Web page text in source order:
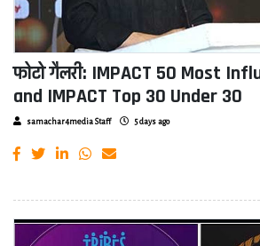
फोटो गैलरी: IMPACT 50 Most
and IMPACT Top 30 Under 30
samachar4media Staff 5 days ago